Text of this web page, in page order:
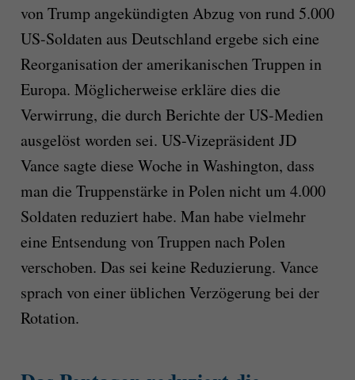
von Trump angekündigten Abzug von rund 5.000
US-Soldaten aus Deutschland ergebe sich eine
Reorganisation der amerikanischen Truppen in
Europa. Möglicherweise erkläre dies die
Verwirrung, die durch Berichte der US-Medien
ausgelöst worden sei. US-Vizepräsident JD
Vance sagte diese Woche in Washington, dass
man die Truppenstärke in Polen nicht um 4.000
Soldaten reduziert habe. Man habe vielmehr
eine Entsendung von Truppen nach Polen
verschoben. Das sei keine Reduzierung. Vance
sprach von einer üblichen Verzögerung bei der
Rotation.